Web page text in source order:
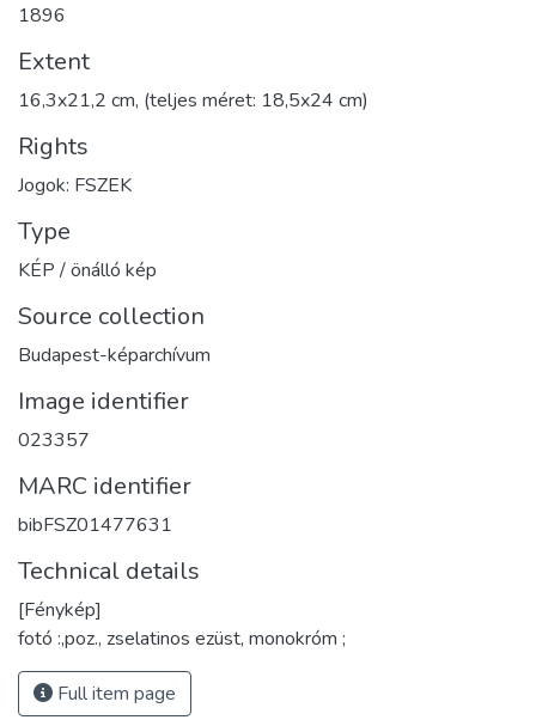
1896
Extent
16,3x21,2 cm, (teljes méret: 18,5x24 cm)
Rights
Jogok: FSZEK
Type
KÉP / önálló kép
Source collection
Budapest-képarchívum
Image identifier
023357
MARC identifier
bibFSZ01477631
Technical details
[Fénykép]
fotó :,poz., zselatinos ezüst, monokróm ;
Full item page